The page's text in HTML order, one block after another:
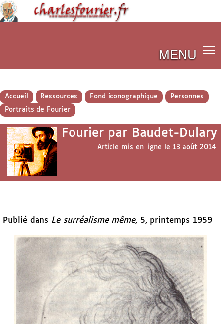
MENU
Accueil Ressources Fond iconographique
Personnes
Portraits de Fourier
Fourier par Baudet-Dulary
Article mis en ligne le 13 août 2014
Publié dans Le surréalisme même, 5, printemps 1959